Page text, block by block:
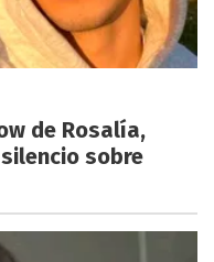
de Rosalía,
sobre